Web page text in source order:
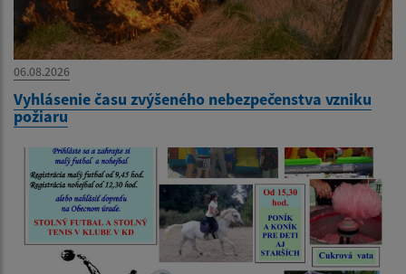
06.08.2026
Vyhlásenie času zvýšeného nebezpečenstva vzniku
požiaru